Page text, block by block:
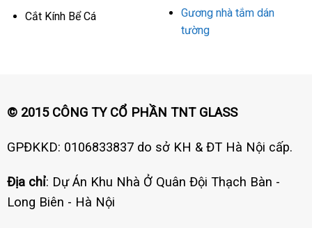
Cắt Kính Bể Cá
Gương nhà tắm dán
tường
© 2015 CÔNG TY CỔ PHẦN TNT GLASS
GPĐKKD: 0106833837 do sở KH & ĐT Hà Nội cấp.
Địa chỉ: Dự Án Khu Nhà Ở Quân Đội Thạch Bàn -
Long Biên - Hà Nội